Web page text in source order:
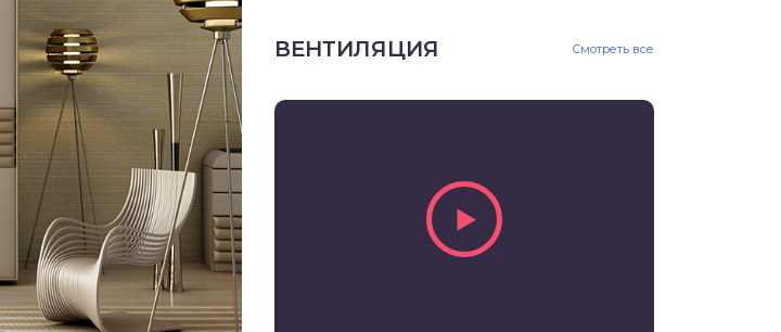
ВЕНТИЛЯЦИЯ Смотреть все